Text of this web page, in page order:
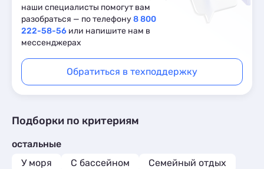
наши специалисты помогут вам
разобраться — по телефону8 800
222-58-56 или напишите нам в
мессенджерах
Обратиться в техподдержку
Подборки по критериям
остальные
У моря
С бассейном
Семейный отдых